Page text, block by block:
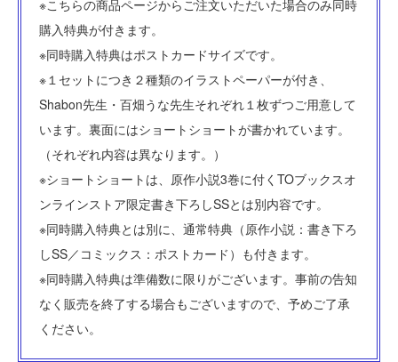
※こちらの商品ページからご注文いただいた場合のみ同時
購入特典が付きます。
※同時購入特典はポストカードサイズです。
※１セットにつき２種類のイラストペーパーが付き、
Shabon先生・百畑うな先生それぞれ１枚ずつご用意して
います。裏面にはショートショートが書かれています。
（それぞれ内容は異なります。）
※ショートショートは、原作小説3巻に付くTOブックスオ
ンラインストア限定書き下ろしSSとは別内容です。
※同時購入特典とは別に、通常特典（原作小説：書き下ろ
しSS／コミックス：ポストカード）も付きます。
※同時購入特典は準備数に限りがございます。事前の告知
なく販売を終了する場合もございますので、予めご了承
ください。